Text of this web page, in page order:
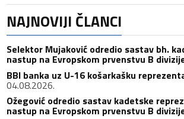
NAJNOVIJI ČLANCI
Selektor Mujaković odredio sastav bh.
nastup na Evropskom prvenstvu B
BBI banka uz U-16 košarkašku
04.08.2026.
Ožegović odredio sastav kadetske
nastup na Evropskom prvenstvu B